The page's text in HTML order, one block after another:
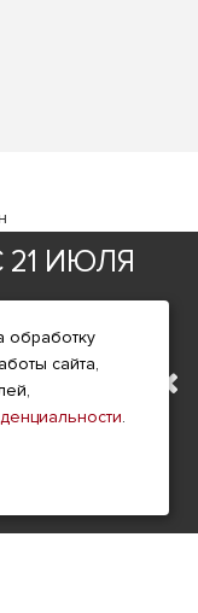
ИЮЛЯ
обработку
сайта,
.